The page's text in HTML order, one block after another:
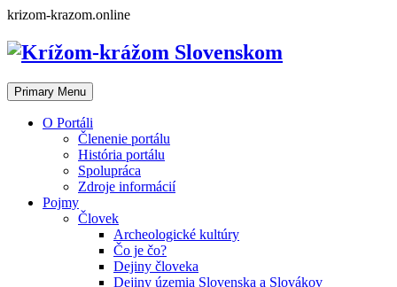
Skip
content
krizom-krazom.online
Primary Menu
O Portáli
Členenie portálu
História portálu
Spolupráca
Zdroje informácií
Pojmy
Človek
Archeologické kultúry
Čo je čo?
Dejiny človeka
Dejiny územia Slovenska a Slovákov